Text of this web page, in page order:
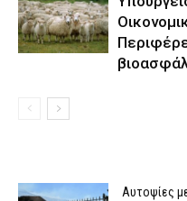
Αυτοψίες